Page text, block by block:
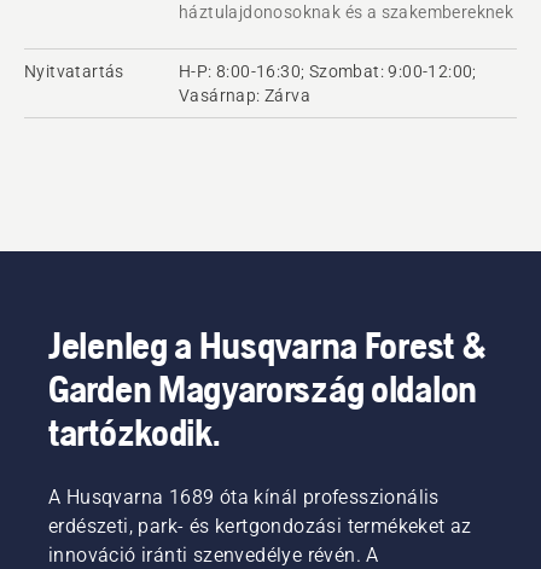
háztulajdonosoknak és a szakembereknek
Nyitvatartás
H-P: 8:00-16:30; Szombat: 9:00-12:00;
Vasárnap: Zárva
Jelenleg a Husqvarna Forest &
Garden Magyarország oldalon
tartózkodik.
A Husqvarna 1689 óta kínál professzionális
erdészeti, park- és kertgondozási termékeket az
innováció iránti szenvedélye révén. A